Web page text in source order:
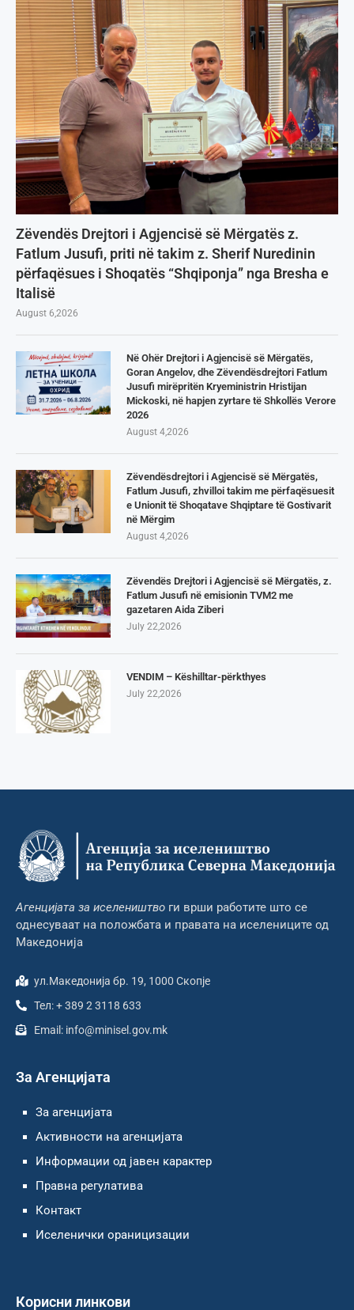
Zëvendës Drejtori i Agjencisë së Mërgatës z.
Fatlum Jusufi, priti në takim z. Sherif Nuredinin
përfaqësues i Shoqatës “Shqiponja” nga Bresha e
Italisë
August 6,2026
Në Ohër Drejtori i Agjencisë së Mërgatës,
Goran Angelov, dhe Zëvendësdrejtori Fatlum
Jusufi mirëpritën Kryeministrin Hristijan
Mickoski, në hapjen zyrtare të Shkollës Verore
2026
August 4,2026
Zëvendësdrejtori i Agjencisë së Mërgatës,
Fatlum Jusufi, zhvilloi takim me përfaqësuesit
e Unionit të Shoqatave Shqiptare të Gostivarit
në Mërgim
August 4,2026
Zëvendës Drejtori i Agjencisë së Mërgatës, z.
Fatlum Jusufi në emisionin TVM2 me
gazetaren Aida Ziberi
July 22,2026
VENDIM – Këshilltar-përkthyes
July 22,2026
Агенцијата за иселеништво ги врши работите што се
однесуваат на положбата и правата на иселениците од
Македонија
ул.Македонија бр. 19, 1000 Скопје
Тел: + 389 2 3118 633
Email: info@minisel.gov.mk
За Агенцијата
За агенцијата
Активности на агенцијата
Информации од јавен карактер
Правна регулатива
Контакт
Иселенички ораницизации
Корисни линкови